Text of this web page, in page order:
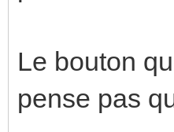
Le bouton
pense pas